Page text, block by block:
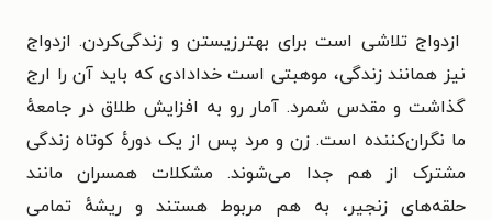
ازدواج تلاشی است برای بهترزیستن و زندگی‌کردن. ازدواج
نیز همانند زندگی، موهبتی است خدادادی که باید آن را ارج
گذاشت و مقدس شمرد. آمار رو به افزایش طلاق در جامعهٔ
ما نگران‌کننده است. زن و مرد پس از یک دورهٔ کوتاه زندگی
مشترک از هم جدا می‌شوند. مشکلات همسران مانند
حلقه‌های زنجیر، به هم مربوط هستند و ریشهٔ تمامی